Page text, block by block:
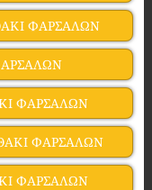
ΦΑΡΣΑΛΩΝ
ΦΑΡΣΑΛΩΝ
ΦΑΡΣΑΛΩΝ
ΦΑΡΣΑΛΩΝ